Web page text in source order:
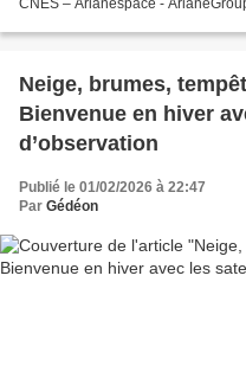
Neige, brumes,
Bienvenue en hiver
d’observation
Publié le 01/02/2026 à 22:47
Par Gédéon